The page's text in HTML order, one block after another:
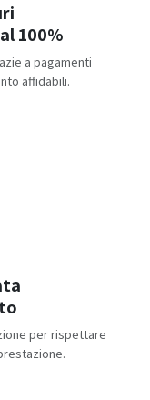
100%
a pagamenti
affidabili.
per rispettare